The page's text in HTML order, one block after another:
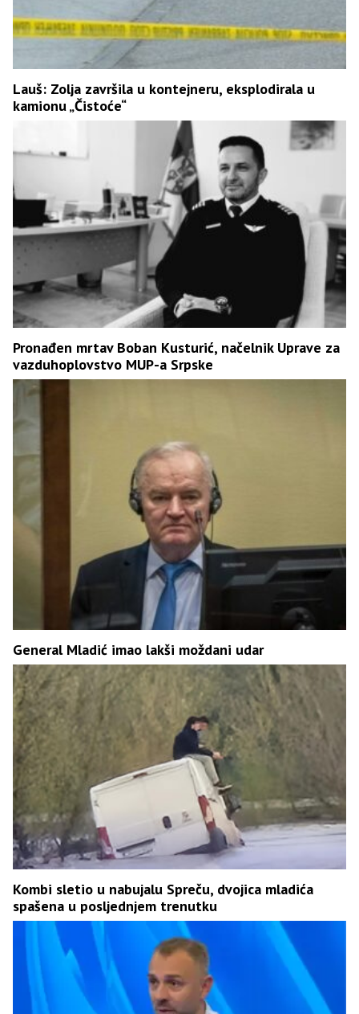
Lauš: Zolja završila u kontejneru, eksplodirala u
kamionu „Čistoće“
Pronađen mrtav Boban Kusturić, načelnik Uprave za
vazduhoplovstvo MUP-a Srpske
General Mladić imao lakši moždani udar
Kombi sletio u nabujalu Spreču, dvojica mladića
spašena u posljednjem trenutku